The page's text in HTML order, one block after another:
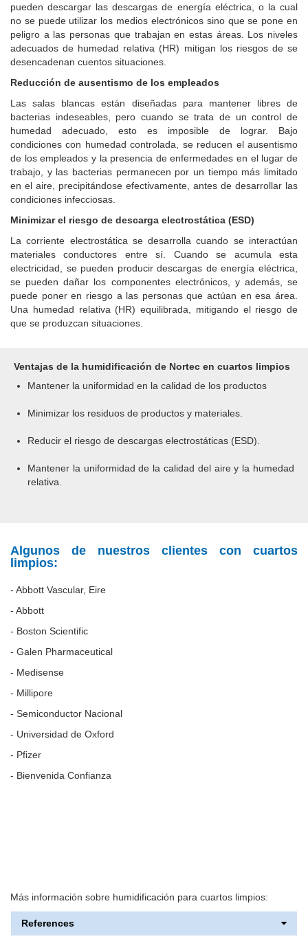
pueden descargar las descargas de energía eléctrica, o la cual
no se puede utilizar los medios electrónicos sino que se pone en
peligro a las personas que trabajan en estas áreas. Los niveles
adecuados de humedad relativa (HR) mitigan los riesgos de se
desencadenan cuentos situaciones.
Reducción de ausentismo de los empleados
Las salas blancas están diseñadas para mantener libres de
bacterias indeseables, pero cuando se trata de un control de
humedad adecuado, esto es imposible de lograr. Bajo
condiciones con humedad controlada, se reducen el ausentismo
de los empleados y la presencia de enfermedades en el lugar de
trabajo, y las bacterias permanecen por un tiempo más limitado
en el aire, precipitándose efectivamente, antes de desarrollar las
condiciones infecciosas.
Minimizar el riesgo de descarga electrostática (ESD)
La corriente electrostática se desarrolla cuando se interactúan
materiales conductores entre sí. Cuando se acumula esta
electricidad, se pueden producir descargas de energía eléctrica,
se pueden dañar los componentes electrónicos, y además, se
puede poner en riesgo a las personas que actúan en esa área.
Una humedad relativa (HR) equilibrada, mitigando el riesgo de
que se produzcan situaciones.
Ventajas de la humidificación de Nortec en cuartos limpios
Mantener la uniformidad en la calidad de los productos
Minimizar los residuos de productos y materiales.
Reducir el riesgo de descargas electrostáticas (ESD).
Mantener la uniformidad de la calidad del aire y la humedad
relativa.
Algunos de nuestros clientes con cuartos
limpios:
- Abbott Vascular, Eire
- Abbott
- Boston Scientific
- Galen Pharmaceutical
- Medisense
- Millipore
- Semiconductor Nacional
- Universidad de Oxford
- Pfizer
- Bienvenida Confianza
Más información sobre humidificación para cuartos limpios:
References